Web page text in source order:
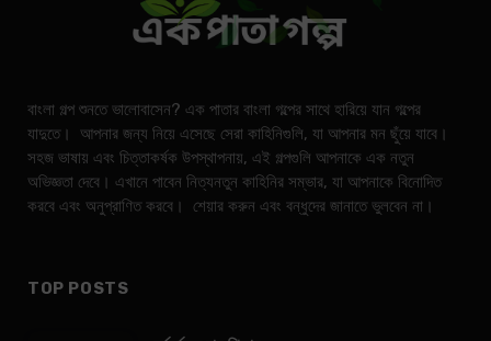
বাংলা গল্প শুনতে ভালোবাসেন? এক পাতার বাংলা গল্পের সাথে হারিয়ে যান গল্পের
যাদুতে। আপনার জন্য নিয়ে এসেছে সেরা কাহিনিগুলি, যা আপনার মন ছুঁয়ে যাবে।
সহজ ভাষায় এবং চিত্তাকর্ষক উপস্থাপনায়, এই গল্পগুলি আপনাকে এক নতুন
অভিজ্ঞতা দেবে। এখানে পাবেন নিত্যনতুন কাহিনির সম্ভার, যা আপনাকে বিনোদিত
করবে এবং অনুপ্রাণিত করবে। শেয়ার করুন এবং বন্ধুদের জানাতে ভুলবেন না।
TOP POSTS